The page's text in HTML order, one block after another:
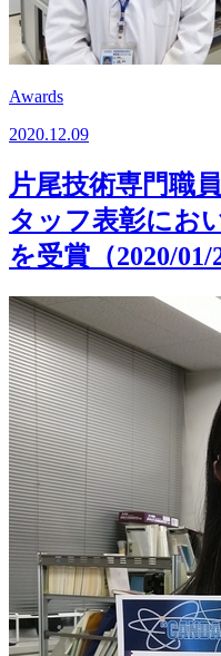
Awards
2020.12.09
片尾技術専門職
タッフ表彰にお
を受賞（2020/01/